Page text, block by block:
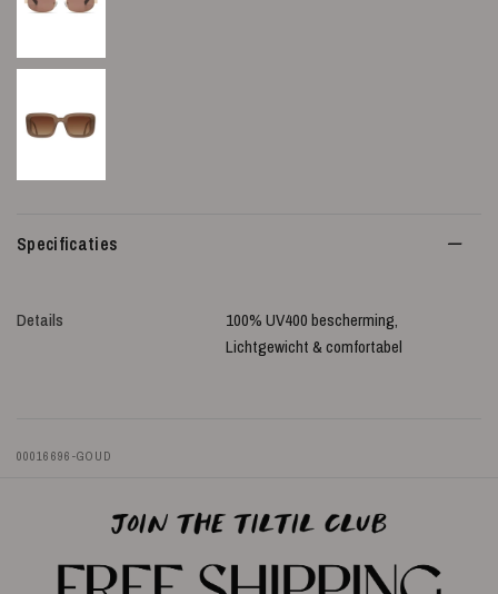
Specificaties
Details
100% UV400 bescherming,
Lichtgewicht & comfortabel
00016696-GOUD